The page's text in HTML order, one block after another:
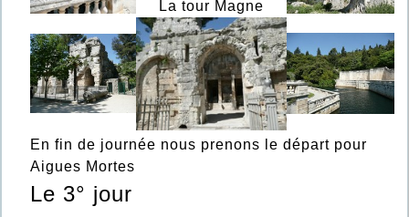
La tour Magne
En fin de journée nous prenons le départ pour
Aigues Mortes
Le 3° jour